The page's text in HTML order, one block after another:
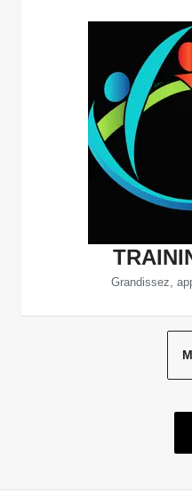
Grandissez,